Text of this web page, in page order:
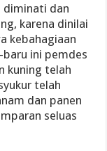
diminati dan
karena dinilai
kebahagiaan
ini pemdes
kuning telah
telah
dan panen
seluas